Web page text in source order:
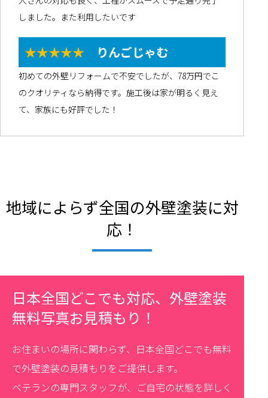
しました。また利用したいです
★★★★★ りんごじゃむ
初めての外壁リフォームで不安でしたが、78万円でこ
のクオリティなら納得です。施工後は家が明るく見え
て、家族にも好評でした！
地域によらず全国の外壁塗装に対
応！
日本全国どこでも対応、外壁塗装
無料写真お見積もり！
お住まいの場所に関わらず、日本全国どこでも無料
で外壁塗装の見積もりをご提供します。
ベテランの専門スタッフが、ご自宅の状態を詳しく